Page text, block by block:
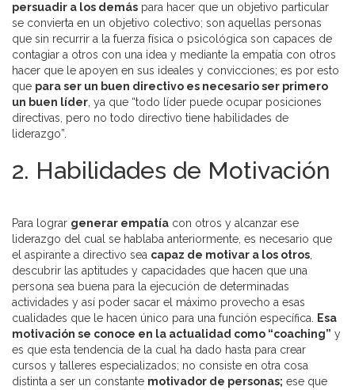
persuadir a los demás para hacer que un objetivo particular
se convierta en un objetivo colectivo; son aquellas personas
que sin recurrir a la fuerza física o psicológica son capaces de
contagiar a otros con una idea y mediante la empatía con otros
hacer que le apoyen en sus ideales y convicciones; es por esto
que para ser un buen directivo es necesario ser primero
un buen líder , ya que “todo líder puede ocupar posiciones
directivas, pero no todo directivo tiene habilidades de
liderazgo”.
2. Habilidades de Motivación
Para lograr generar empatía con otros y alcanzar ese
liderazgo del cual se hablaba anteriormente, es necesario que
el aspirante a directivo sea capaz de motivar a los otros
descubrir las aptitudes y capacidades que hacen que una
persona sea buena para la ejecución de determinadas
actividades y así poder sacar el máximo provecho a esas
cualidades que le hacen único para una función específica.
Esa
motivación se conoce en la actualidad como “coaching” y
es que esta tendencia de la cual ha dado hasta para crear
cursos y talleres especializados; no consiste en otra cosa
distinta a ser un constante motivador de personas; ese que